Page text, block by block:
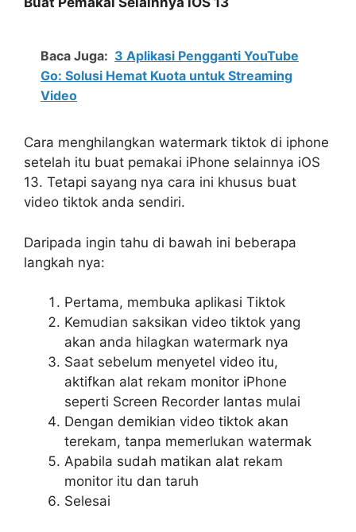
Baca Juga: 3 Aplikasi Pengganti YouTube
Go: Solusi Hemat Kuota untuk Streaming
Video
Cara menghilangkan watermark tiktok di iphone
setelah itu buat pemakai iPhone selainnya iOS
13. Tetapi sayang nya cara ini khusus buat
video tiktok anda sendiri.
Daripada ingin tahu di bawah ini beberapa
langkah nya:
Pertama, membuka aplikasi Tiktok
Kemudian saksikan video tiktok yang
akan anda hilagkan watermark nya
Saat sebelum menyetel video itu,
aktifkan alat rekam monitor iPhone
seperti Screen Recorder lantas mulai
Dengan demikian video tiktok akan
terekam, tanpa memerlukan watermak
Apabila sudah matikan alat rekam
monitor itu dan taruh
Selesai